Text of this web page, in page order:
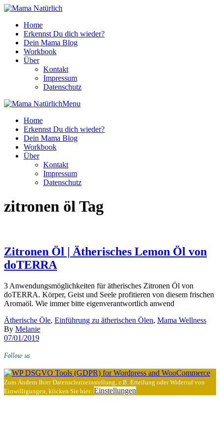
Home
Erkennst Du dich wieder?
Dein Mama Blog
Workbook
Über
Kontakt
Impressum
Datenschutz
Menu
Home
Erkennst Du dich wieder?
Dein Mama Blog
Workbook
Über
Kontakt
Impressum
Datenschutz
zitronen öl Tag
Zitronen Öl | Ätherisches Lemon Öl von
doTERRA
3 Anwendungsmöglichkeiten für ätherisches Zitronen Öl von
doTERRA. Körper, Geist und Seele profitieren von diesem frischen
Aromaöl. Wie immer bitte eigenverantwortlich anwend
Ätherische Öle, Einführung zu ätherischen Ölen, Mama Wellness
By Melanie
07/01/2019
Follow us
Zum Ändern Ihrer Datenschutzeinstellung, z.B. Erteilung oder Widerruf von
Einwilligungen, klicken Sie hier: Einstellungen